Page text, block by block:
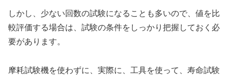
しかし、少ない回数の試験になることも多いので、値を比
較評価する場合は、試験の条件をしっかり把握しておく必
要があります。
摩耗試験機を使わずに、実際に、工具を使って、寿命試験